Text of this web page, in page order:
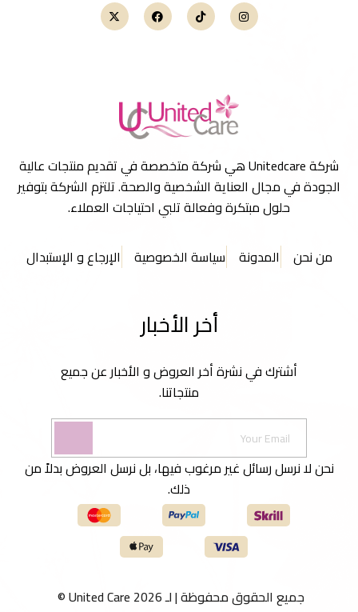
شركة Unitedcare هي شركة متخصصة في تقديم منتجات عالية
الجودة في مجال العناية الشخصية والصحة. تلتزم الشركة بتوفير
حلول مبتكرة وفعالة تلبي احتياجات العملاء.
من نحن المدونة سياسة الخصوصية الإرجاع و الإستبدال
أخر الأخبار
أشترك في نشرة أخر العروض و الأخبار عن جميع
منتجاتنا.
نحن لا نرسل رسائل غير مرغوب فيها، بل نرسل العروض بدلاً من
ذلك.
جميع الحقوق محفوظة | لـ United Care 2026 ©